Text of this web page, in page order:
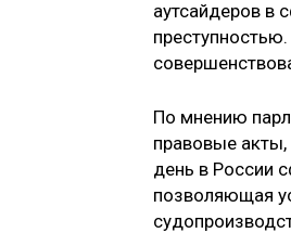
аутсайдеров в
По мнению
правовые
день в России
позволяющая